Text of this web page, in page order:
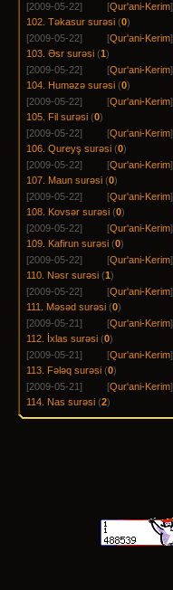
[2009-05-22]
[Qur'ani-Kerim]
102. Təkasur surəsi (0)
[2009-05-22]
[Qur'ani-Kerim]
103. Əsr surəsi (1)
[2009-05-22]
[Qur'ani-Kerim]
104. Huməzə surəsi (0)
[2009-05-22]
[Qur'ani-Kerim]
105. Fil surəsi (0)
[2009-05-22]
[Qur'ani-Kerim]
106. Qureyş surəsi (0)
[2009-05-22]
[Qur'ani-Kerim]
107. Maun surəsi (0)
[2009-05-22]
[Qur'ani-Kerim]
108. Kovsər surəsi (0)
[2009-05-22]
[Qur'ani-Kerim]
109. Kafirun surəsi (0)
[2009-05-22]
[Qur'ani-Kerim]
110. Nəsr surəsi (1)
[2009-05-22]
[Qur'ani-Kerim]
111. Məsəd surəsi (0)
[2009-05-21]
[Qur'ani-Kerim]
112. İxlas surəsi (0)
[2009-05-21]
[Qur'ani-Kerim]
113. Fələq surəsi (0)
[2009-05-21]
[Qur'ani-Kerim]
114. Nas surəsi (2)